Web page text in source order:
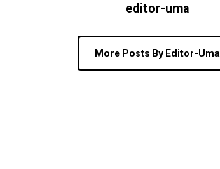
editor-uma
More Posts By Editor-Uma